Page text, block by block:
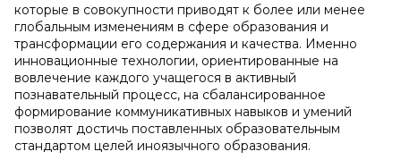
которые в совокупности приводят к более или менее
глобальным изменениям в сфере образования и
трансформации его содержания и качества. Именно
инновационные технологии, ориентированные на
вовлечение каждого учащегося в активный
познавательный процесс, на сбалансированное
формирование коммуникативных навыков и умений
позволят достичь поставленных образовательным
стандартом целей иноязычного образования.